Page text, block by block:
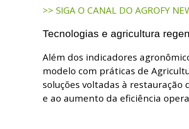
>> SIGA O CANAL DO AGROFY
Tecnologias e agricultura
Além dos indicadores
modelo com práticas de
soluções voltadas à restauração
e ao aumento da eficiência